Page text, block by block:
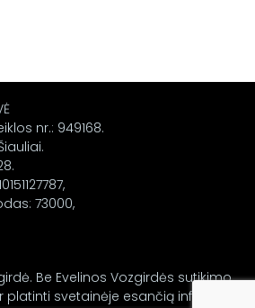
nr.: 949168.
73000,
Be Evelinos Vozgirdės sutikimo
svetainėje esančią informaciją.